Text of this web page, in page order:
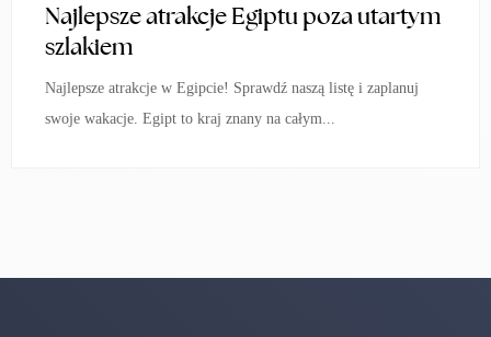
Najlepsze atrakcje Egiptu poza utartym
szlakiem
Najlepsze atrakcje w Egipcie! Sprawdź naszą listę i zaplanuj
swoje wakacje. Egipt to kraj znany na całym...